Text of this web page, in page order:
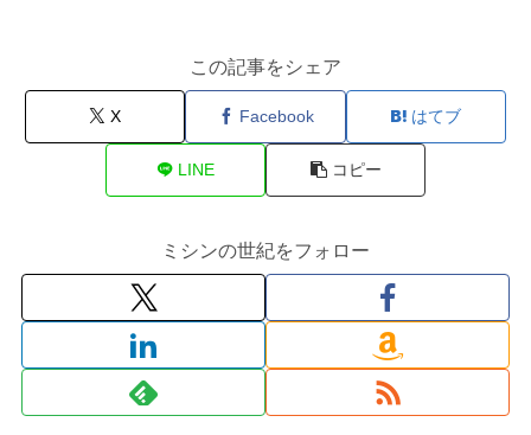
この記事をシェア
X Facebook はてブ
LINE コピー
ミシンの世紀をフォロー